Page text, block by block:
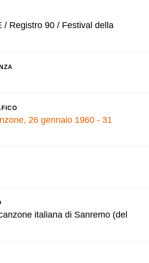
/ Registro 90 / Festival della
26 gennaio 1960 - 31
italiana di Sanremo (del